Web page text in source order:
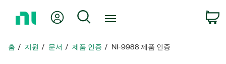
지
내 계정 검색
홈 지원 문서 제품 인증 NI-9988 제품 인증